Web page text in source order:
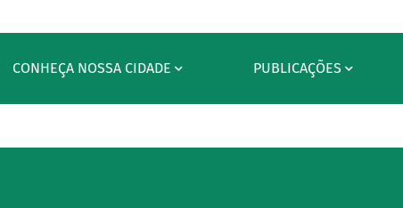
CONHEÇA NOSSA CIDADE PUBLICAÇÕES